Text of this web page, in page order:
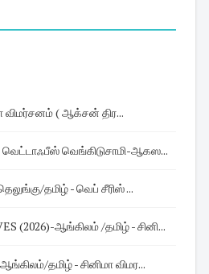
விமர்சனம் ( ஆக்சன் திர...
வெட்டாஃபீஸ் வெங்கிடுசாமி-ஆகஸ...
SUPER SUBBU (2026)- தெலுங்கு/தமிழ் - வெப் சீரிஸ் ...
(2026)-ஆங்கிலம் /தமிழ் - சினி...
தமிழ் - சினிமா விமர...